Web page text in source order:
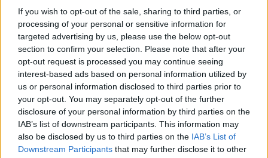
If you wish to opt-out of the sale, sharing to third parties, or
processing of your personal or sensitive information for
targeted advertising by us, please use the below opt-out
section to confirm your selection. Please note that after your
opt-out request is processed you may continue seeing
interest-based ads based on personal information utilized by
us or personal information disclosed to third parties prior to
your opt-out. You may separately opt-out of the further
disclosure of your personal information by third parties on the
IAB’s list of downstream participants. This information may
also be disclosed by us to third parties on the IAB’s List of
Downstream Participants that may further disclose it to other
ROŽMITÁL POD TŘEMŠÍNEM - Rybářská organizace Českého
rybářského svazu v Rožmitále pod Třemšínem se zabývá nejen
lovením ryb, ale stará se i o přírodu...